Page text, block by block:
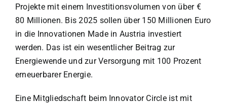
Projekte mit einem Investitionsvolumen von über €
80 Millionen. Bis 2025 sollen über 150 Millionen Euro
in die Innovationen Made in Austria investiert
werden. Das ist ein wesentlicher Beitrag zur
Energiewende und zur Versorgung mit 100 Prozent
erneuerbarer Energie.
Eine Mitgliedschaft beim Innovator Circle ist mit